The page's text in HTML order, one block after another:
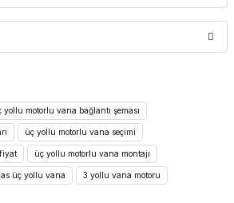
ilk yorumu siz yapın!
noktaları öneri formunu
iletebilirsiniz.
teşekkür ederiz.
bozuk veya görüntülenemiyor.
eksik bilgiler bulunuyor.
yollu motorlu vana bağlantı şeması
üç yollu motorlu vana seçimi
üç yollu motorlu vana montajı
üç yollu vana 3 yollu vana motoru